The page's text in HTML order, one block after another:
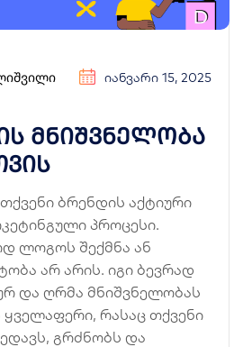
ᲘᲐᲜᲕᲐᲠᲘ 15, 2025
მნიშვნელობა
ბრენდის აქტიური
პროცესი.
ლოგოს შექმნა ან
არ არის. იგი ბევრად
და ღრმა მნიშვნელობას
ყველაფერი, რასაც თქვენი
გრძნობს და